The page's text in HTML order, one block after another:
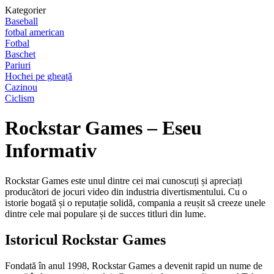
Kategorier
Baseball
fotbal american
Fotbal
Baschet
Pariuri
Hochei pe gheață
Cazinou
Ciclism
Rockstar Games – Eseu
Informativ
Rockstar Games este unul dintre cei mai cunoscuți și apreciați
producători de jocuri video din industria divertismentului. Cu o
istorie bogată și o reputație solidă, compania a reușit să creeze unele
dintre cele mai populare și de succes titluri din lume.
Istoricul Rockstar Games
Fondată în anul 1998, Rockstar Games a devenit rapid un nume de